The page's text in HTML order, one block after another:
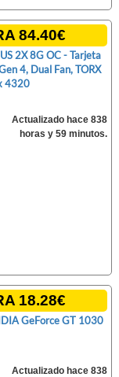
84.40€
2X 8G OC - Tarjeta
4, Dual Fan, TORX
4320
Actualizado hace 838
horas y 59 minutos.
18.28€
GeForce GT 1030
Actualizado hace 838